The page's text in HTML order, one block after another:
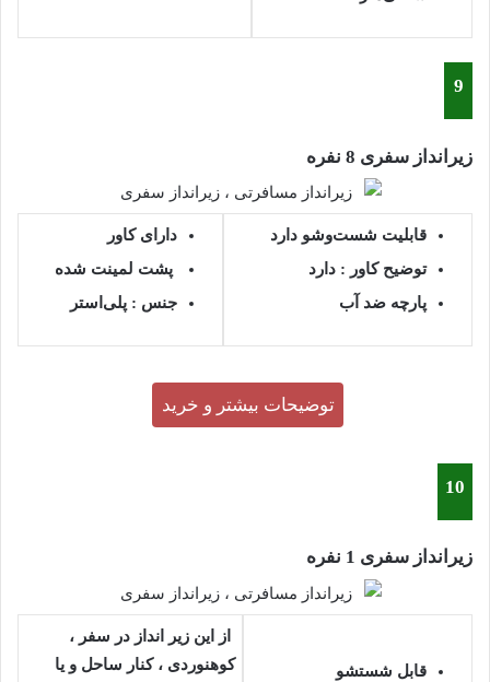
9
زیرانداز سفری 8 نفره
قابلیت شست‌وشو دارد
توضیح کاور : دارد
پارچه ضد آب
دارای کاور
پشت لمینت شده
جنس : پلی‌استر
توضیحات بیشتر و خرید
10
زیرانداز سفری 1 نفره
قابل شستشو
از این زیر انداز در سفر ،
کوهنوردی ، کنار ساحل و یا